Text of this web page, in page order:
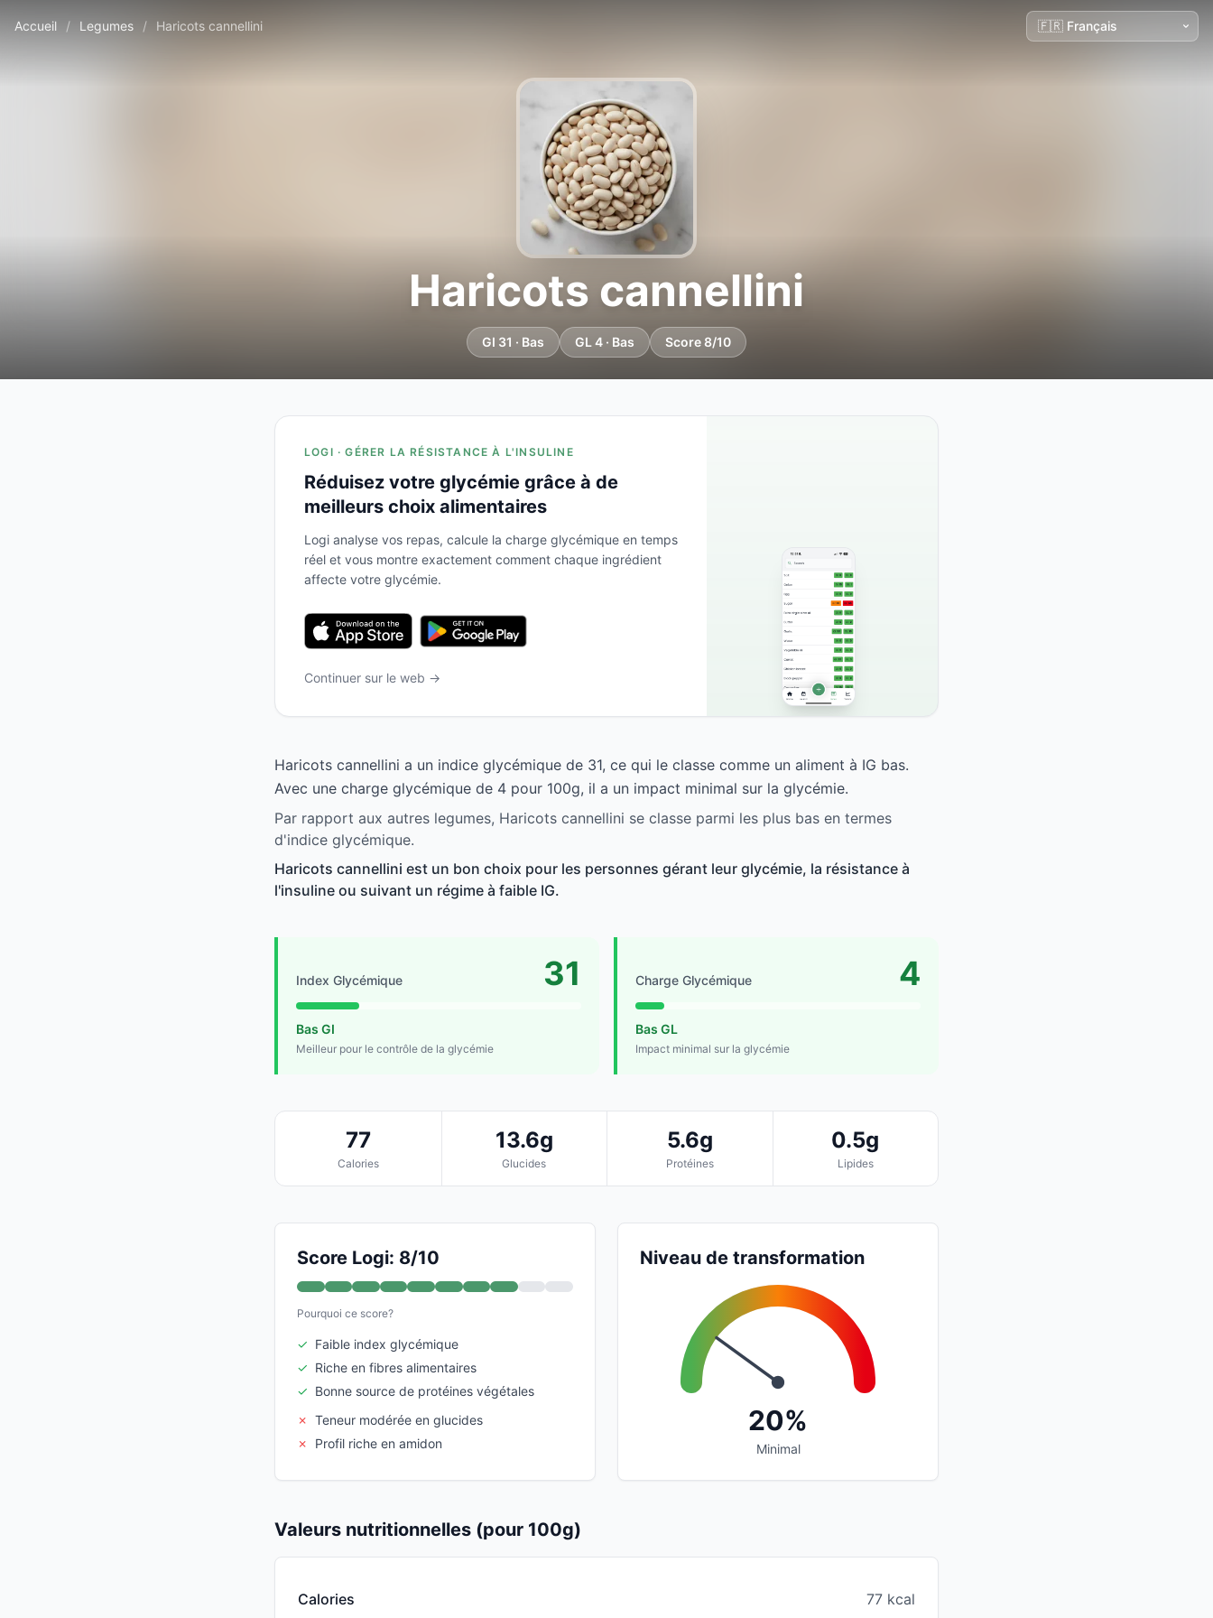
Accueil / Legumes / Haricots cannellini
Haricots cannellini
GI 31 · Bas GL 4 · Bas Score 8/10
LOGI · GÉRER LA RÉSISTANCE À L'INSULINE
Réduisez votre glycémie grâce à de
meilleurs choix alimentaires
Logi analyse vos repas, calcule la charge glycémique en temps
réel et vous montre exactement comment chaque ingrédient
affecte votre glycémie.
Continuer sur le web →
Haricots cannellini a un indice glycémique de 31, ce qui le classe comme un aliment à IG bas.
Avec une charge glycémique de 4 pour 100g, il a un impact minimal sur la glycémie.
Par rapport aux autres legumes, Haricots cannellini se classe parmi les plus bas en termes
d'indice glycémique.
Haricots cannellini est un bon choix pour les personnes gérant leur glycémie, la résistance à
l'insuline ou suivant un régime à faible IG.
Index Glycémique 31
Bas GI
Meilleur pour le contrôle de la glycémie
Charge Glycémique 4
Bas GL
Impact minimal sur la glycémie
77
Calories
13.6g
Glucides
5.6g
Protéines
0.5g
Lipides
Score Logi: 8/10
Pourquoi ce score?
✓ Faible index glycémique
✓ Riche en fibres alimentaires
✓ Bonne source de protéines végétales
✗ Teneur modérée en glucides
✗
Profil riche en amidon
Niveau de transformation
20%
Minimal
Valeurs nutritionnelles (pour 100g)
Calories 77 kcal